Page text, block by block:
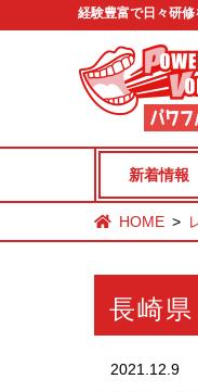
経験豊富で日々研
新着情報
HOME
長崎県
2021.12.9